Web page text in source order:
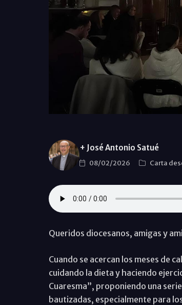
+ José Antonio Satué
08/02/2026 Carta
Queridos diocesanos, amigas y
Cuando se acercan los meses de
cuidando la dieta y haciendo
Cuaresma”, proponiendo una
bautizadas, especialmente para